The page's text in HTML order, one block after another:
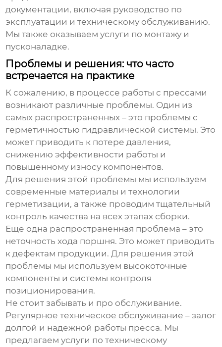
документации, включая руководство по
эксплуатации и техническому обслуживанию.
Мы также оказываем услуги по монтажу и
пусконаладке.
Проблемы и решения: что часто
встречается на практике
К сожалению, в процессе работы с прессами
возникают различные проблемы. Один из
самых распространенных – это проблемы с
герметичностью гидравлической системы. Это
может приводить к потере давления,
снижению эффективности работы и
повышенному износу компонентов.
Для решения этой проблемы мы используем
современные материалы и технологии
герметизации, а также проводим тщательный
контроль качества на всех этапах сборки.
Еще одна распространенная проблема – это
неточность хода поршня. Это может приводить
к дефектам продукции. Для решения этой
проблемы мы используем высокоточные
компоненты и системы контроля
позиционирования.
Не стоит забывать и про обслуживание.
Регулярное техническое обслуживание – залог
долгой и надежной работы пресса. Мы
предлагаем услуги по техническому